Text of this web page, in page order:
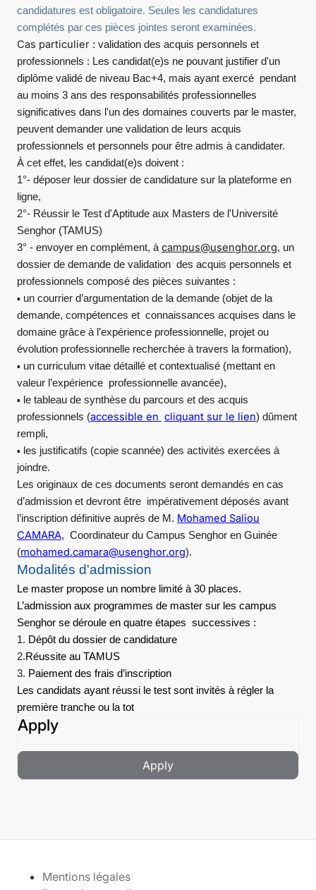
candidatures est obligatoire. Seules les candidatures
complétés par ces pièces jointes seront examinées.
Cas particulier : validation des acquis personnels et
professionnels : Les candidat(e)s ne pouvant justifier d'un
diplôme validé de niveau Bac+4, mais ayant exercé pendant
au moins 3 ans des responsabilités professionnelles
significatives dans l'un des domaines couverts par le master,
peuvent demander une validation de leurs acquis
professionnels et personnels pour être admis à candidater.
À cet effet, les candidat(e)s doivent :
1°- déposer leur dossier de candidature sur la plateforme en
ligne,
2°- Réussir le Test d'Aptitude aux Masters de l'Université
Senghor (TAMUS)
3° - envoyer en complément, à campus@usenghor.org, un
dossier de demande de validation des acquis personnels et
professionnels composé des pièces suivantes :
▪ un courrier d’argumentation de la demande (objet de la
demande, compétences et connaissances acquises dans le
domaine grâce à l’expérience professionnelle, projet ou
évolution professionnelle recherchée à travers la formation),
▪ un curriculum vitae détaillé et contextualisé (mettant en
valeur l’expérience professionnelle avancée),
▪ le tableau de synthèse du parcours et des acquis
professionnels (accessible en cliquant sur le lien) dûment
rempli,
▪ les justificatifs (copie scannée) des activités exercées à
joindre.
Les originaux de ces documents seront demandés en cas
d’admission et devront être impérativement déposés avant
l’inscription définitive auprès de M. Mohamed Saliou
CAMARA, Coordinateur du Campus Senghor en Guinée
(mohamed.camara@usenghor.org).
Modalités d'admission
Le master propose un nombre limité à 30 places.
L’admission aux programmes de master sur les campus
Senghor se déroule en quatre étapes successives :
1. Dépôt du dossier de candidature
2.Réussite au TAMUS
3. Paiement des frais d’inscription
Les candidats ayant réussi le test sont invités à régler la
première tranche ou la tot
Apply
Apply
Mentions légales